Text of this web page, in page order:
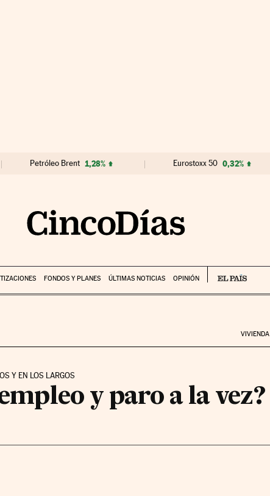
Petróleo Brent 1,28% Eurostoxx 50 0,32%
FONDOS Y PLANES ÚLTIMAS NOTICIAS OPINIÓN
VIVIENDA
Y EN LOS LARGOS
y paro a la vez?